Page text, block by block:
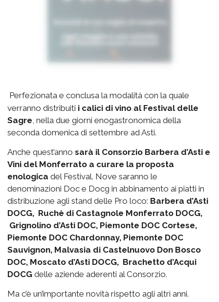
Perfezionata e conclusa la modalità con la quale
verranno distribuiti i calici di vino al Festival delle
Sagre , nella due giorni enogastronomica della
seconda domenica di settembre ad Asti.
Anche quest’anno sarà il Consorzio Barbera d’Asti e
Vini del Monferrato a curare la proposta
enologica del Festival. Nove saranno le
denominazioni Doc e Docg in abbinamento ai piatti in
distribuzione agli stand delle Pro loco: Barbera d’Asti
DOCG, Ruchè di Castagnole Monferrato DOCG,
Grignolino d’Asti DOC, Piemonte DOC Cortese,
Piemonte DOC Chardonnay, Piemonte DOC
Sauvignon, Malvasia di Castelnuovo Don Bosco
DOC, Moscato d’Asti DOCG, Brachetto d’Acqui
DOCG delle aziende aderenti al Consorzio.
Ma c’è un’importante novità rispetto agli altri anni.